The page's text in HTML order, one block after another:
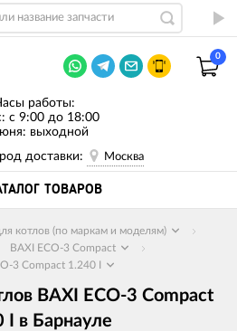
0
работы:
с 9:00 до 18:00
выходной
доставки:
Москва
ТОВАРОВ
котлов (по маркам и моделям)
BAXI ECO-3 Compact
3 Compact 1.240 I
BAXI ECO-3 Compact
I в Барнауле